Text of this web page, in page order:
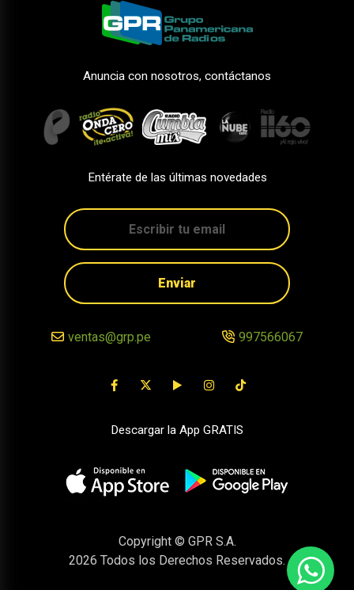
Anuncia con nosotros, contáctanos
Entérate de las últimas novedades
Enviar
ventas@grp.pe 997566067
Descargar la App GRATIS
Copyright © GPR S.A.
2026 Todos los Derechos Reservados.